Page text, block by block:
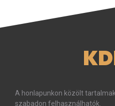
A honlapunkon közölt
szabadon felhasználhatók.